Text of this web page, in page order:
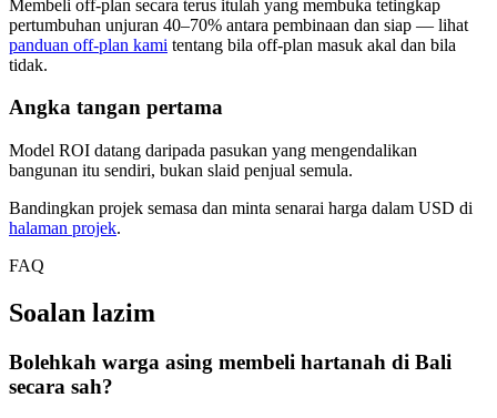
Membeli off-plan secara terus itulah yang membuka tetingkap
pertumbuhan unjuran 40–70% antara pembinaan dan siap — lihat
panduan off-plan kami tentang bila off-plan masuk akal dan bila
tidak.
Angka tangan pertama
Model ROI datang daripada pasukan yang mengendalikan
bangunan itu sendiri, bukan slaid penjual semula.
Bandingkan projek semasa dan minta senarai harga dalam USD di
halaman projek.
FAQ
Soalan lazim
Bolehkah warga asing membeli hartanah di Bali
secara sah?